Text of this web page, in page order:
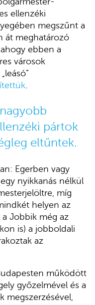
ellenzéki
megszűnt a
át meghatározó
ebben a
városok
pártok
eltűntek.
Egerben vagy
nyikkanás nélkül
míg
helyen az
Jobbik még az
is) a jobboldali
az
működött
győzelmével és a
megszerzésével,